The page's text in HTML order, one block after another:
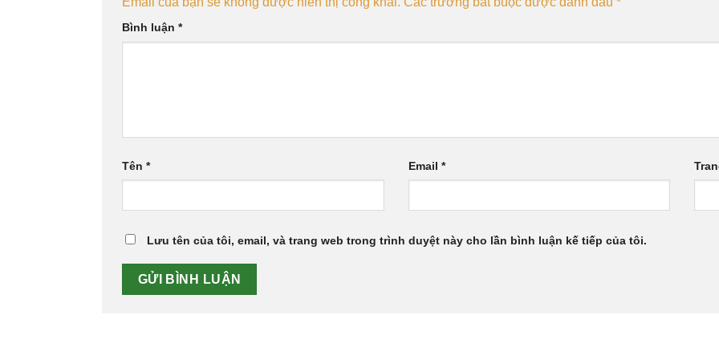
Bình luận *
Tên * Email *
Lưu tên của tôi, email, và trang web trong trình duyệt này cho lần bình luận kế tiếp của tôi.